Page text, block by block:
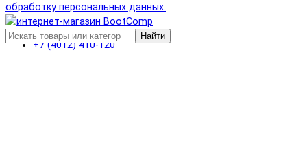
+7 (4012) 410-120
обработку персональных данных.
Найти